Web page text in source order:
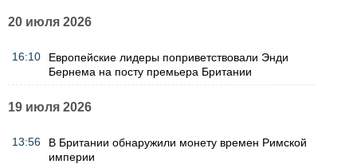
20 июля 2026
16:10
Европейские лидеры поприветствовали Энди
Бернема на посту премьера Британии
19 июля 2026
13:56
В Британии обнаружили монету времен Римской
империи